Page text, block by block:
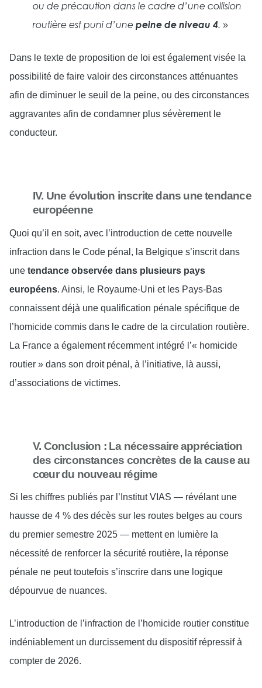
ou de précaution dans le cadre d’une collision
routière est puni d’une peine de niveau 4. »
Dans le texte de proposition de loi est également visée la
possibilité de faire valoir des circonstances atténuantes
afin de diminuer le seuil de la peine, ou des circonstances
aggravantes afin de condamner plus sévèrement le
conducteur.
IV. Une évolution inscrite dans une tendance
européenne
Quoi qu’il en soit, avec l’introduction de cette nouvelle
infraction dans le Code pénal, la Belgique s’inscrit dans
une tendance observée dans plusieurs pays
européens. Ainsi, le Royaume-Uni et les Pays-Bas
connaissent déjà une qualification pénale spécifique de
l’homicide commis dans le cadre de la circulation routière.
La France a également récemment intégré l’« homicide
routier » dans son droit pénal, à l’initiative, là aussi,
d’associations de victimes.
V. Conclusion : La nécessaire appréciation
des circonstances concrètes de la cause au
cœur du nouveau régime
Si les chiffres publiés par l’Institut VIAS — révélant une
hausse de 4 % des décès sur les routes belges au cours
du premier semestre 2025 — mettent en lumière la
nécessité de renforcer la sécurité routière, la réponse
pénale ne peut toutefois s’inscrire dans une logique
dépourvue de nuances.
L’introduction de l’infraction de l’homicide routier constitue
indéniablement un durcissement du dispositif répressif à
compter de 2026.